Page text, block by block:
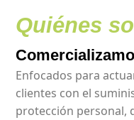
Quiénes
Enfocados para
clientes con el
protección personal,